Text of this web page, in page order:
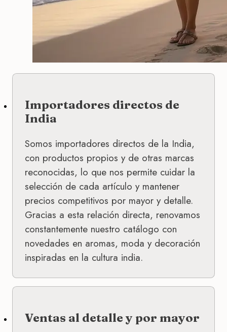
Importadores directos de
India
Somos importadores directos de la India,
con productos propios y de otras marcas
reconocidas, lo que nos permite cuidar la
selección de cada artículo y mantener
precios competitivos por mayor y detalle.
Gracias a esta relación directa, renovamos
constantemente nuestro catálogo con
novedades en aromas, moda y decoración
inspiradas en la cultura india.
Ventas al detalle y por mayor